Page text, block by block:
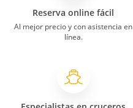
Reserva online fácil
Al mejor precio y con asistencia en
línea.